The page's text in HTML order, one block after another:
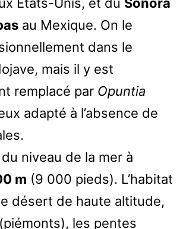
au Mexique. On le
dans le
mais il y est
remplacé par Opuntia
adapté à l’absence de
du niveau de la mer à
m (9 000 pieds). L’habitat
désert de haute altitude,
les pentes